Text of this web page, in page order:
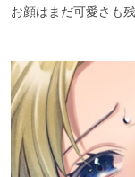
お顔はまだ可愛さも